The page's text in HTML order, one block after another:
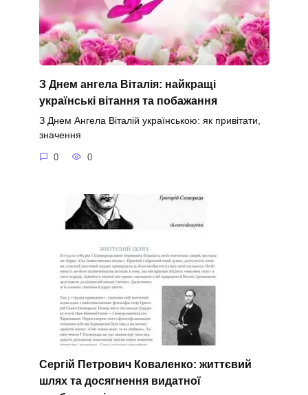
З Днем ангела Віталія: найкращі
українські вітання та побажання
З Днем Ангела Віталій українською: як привітати,
значення
0 0
Сергій Петрович Коваленко: життєвий
шлях та досягнення видатної